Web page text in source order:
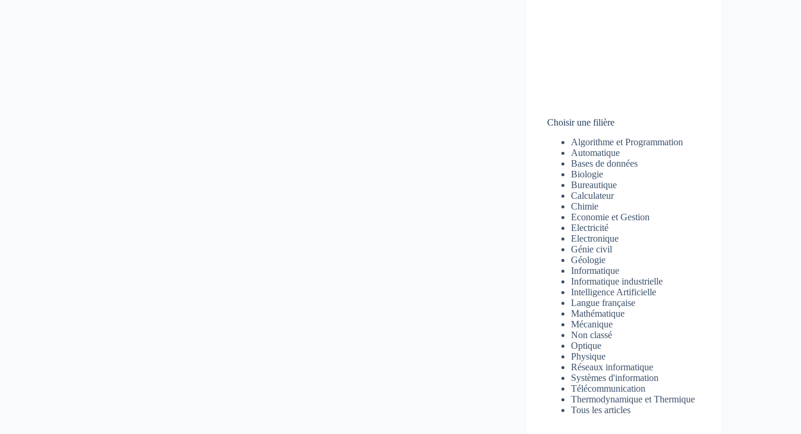
Choisir une filière
Algorithme et Programmation
Automatique
Bases de données
Biologie
Bureautique
Calculateur
Chimie
Economie et Gestion
Electricité
Electronique
Génie civil
Géologie
Informatique
Informatique industrielle
Intelligence Artificielle
Langue française
Mathématique
Mécanique
Non classé
Optique
Physique
Réseaux informatique
Systèmes d'information
Télécommunication
Thermodynamique et Thermique
Tous les articles